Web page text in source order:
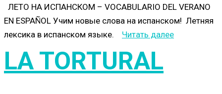
ЛЕТО НА ИСПАНСКОМ – VOCABULARIO DEL VERANO
EN ESPAÑOL Учим новые слова на испанском! Летняя
лексика в испанском языке. Читать далее
LA TORTURAL